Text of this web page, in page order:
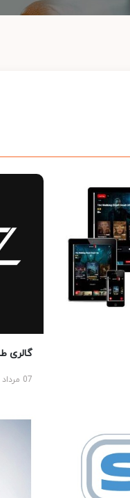
گالری طلا
07 مرداد 1405